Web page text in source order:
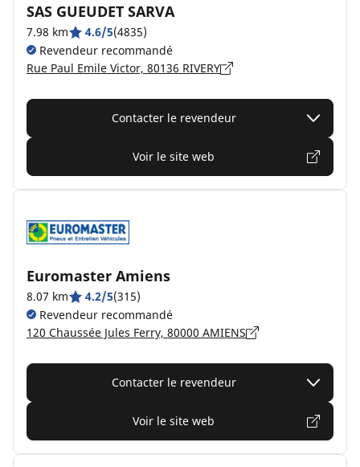
SAS GUEUDET SARVA
7.98 km 4.6/5(4835)
Revendeur recommandé
Rue Paul Emile Victor, 80136 RIVERY
Contacter le revendeur
Voir le site web
Euromaster Amiens
8.07 km 4.2/5(315)
Revendeur recommandé
120 Chaussée Jules Ferry, 80000 AMIENS
Contacter le revendeur
Voir le site web